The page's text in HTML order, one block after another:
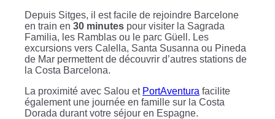
Depuis Sitges, il est facile de rejoindre Barcelone
en train en 30 minutes pour visiter la Sagrada
Familia, les Ramblas ou le parc Güell. Les
excursions vers Calella, Santa Susanna ou Pineda
de Mar permettent de découvrir d’autres stations de
la Costa Barcelona.
La proximité avec Salou et PortAventura facilite
également une journée en famille sur la Costa
Dorada durant votre séjour en Espagne.